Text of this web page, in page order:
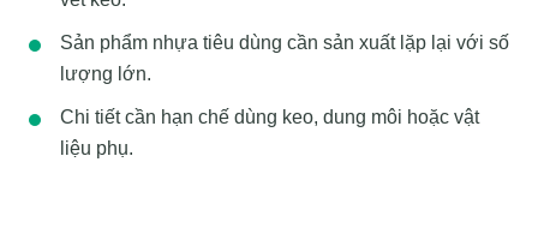
Sản phẩm nhựa tiêu dùng cần sản xuất lặp lại với số
lượng lớn.
Chi tiết cần hạn chế dùng keo, dung môi hoặc vật
liệu phụ.